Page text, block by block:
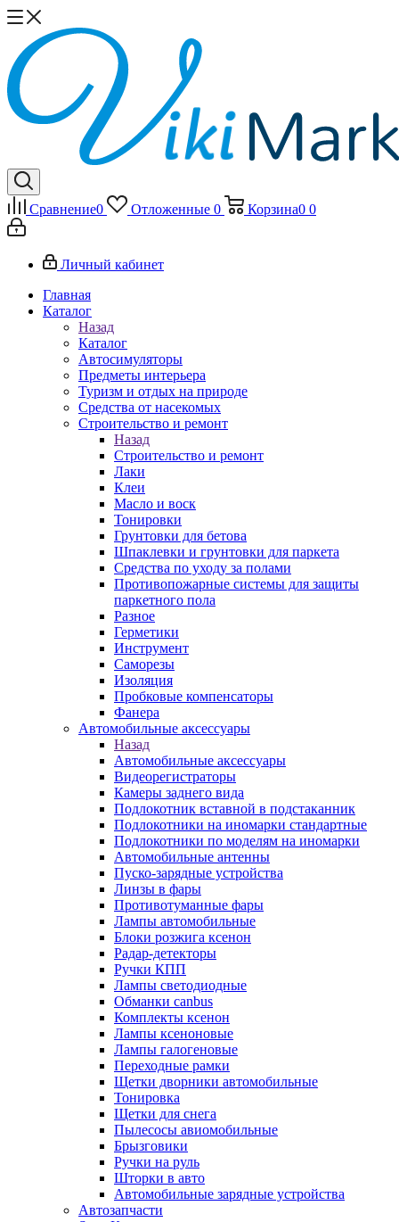
Сравнение0 Отложенные 0 Корзина0 0
Личный кабинет
Главная
Каталог
Назад
Каталог
Автосимуляторы
Предметы интерьера
Туризм и отдых на природе
Средства от насекомых
Строительство и ремонт
Назад
Строительство и ремонт
Лаки
Клеи
Масло и воск
Тонировки
Грунтовки для бетова
Шпаклевки и грунтовки для паркета
Средства по уходу за полами
Противопожарные системы для защиты
паркетного пола
Разное
Герметики
Инструмент
Саморезы
Изоляция
Пробковые компенсаторы
Фанера
Автомобильные аксессуары
Назад
Автомобильные аксессуары
Видеорегистраторы
Камеры заднего вида
Подлокотник вставной в подстаканник
Подлокотники на иномарки стандартные
Подлокотники по моделям на иномарки
Автомобильные антенны
Пуско-зарядные устройства
Линзы в фары
Противотуманные фары
Лампы автомобильные
Блоки розжига ксенон
Радар-детекторы
Ручки КПП
Лампы светодиодные
Обманки canbus
Комплекты ксенон
Лампы ксеноновые
Лампы галогеновые
Переходные рамки
Щетки дворники автомобильные
Тонировка
Щетки для снега
Пылесосы авиомобильные
Брызговики
Ручки на руль
Шторки в авто
Автомобильные зарядные устройства
Автозапчасти